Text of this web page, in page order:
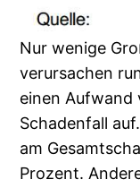
Nur wenige
verursachen
einen Aufwand
Schadenfall
am
Prozent.